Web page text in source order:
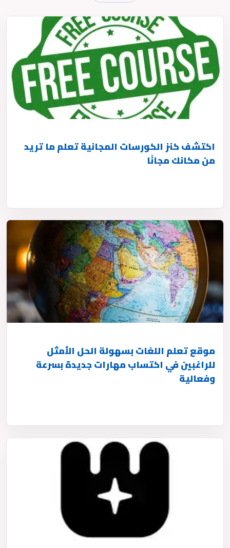
اكتشف كنز الكورسات المجانية تعلم ما تريد
من مكانك مجانًا
موقع تعلم اللغات بسهولة الحل الأمثل
للراغبين في اكتساب مهارات جديدة بسرعة
وفعالية